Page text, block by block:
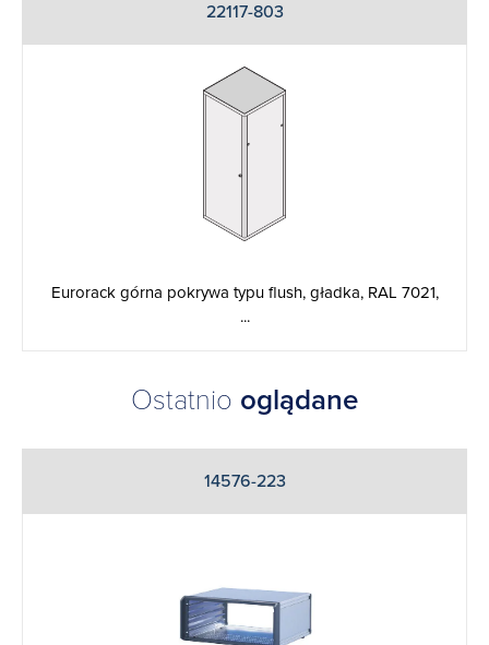
22117-803
Eurorack górna pokrywa typu flush, gładka, RAL 7021,
...
Ostatnio oglądane
14576-223